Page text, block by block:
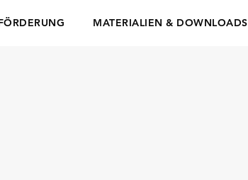
MATERIALIEN & DOWNLOADS